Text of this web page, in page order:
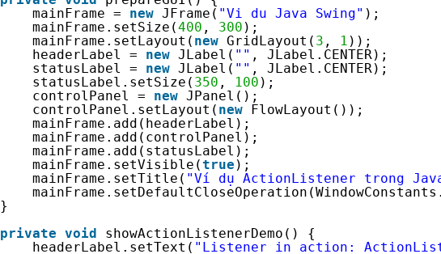
mainFrame = new JFrame( "Vi du Java Swing" );
mainFrame.setSize(400 , 300 );
mainFrame.setLayout( new GridLayout( 3 , 1 ));
headerLabel = new JLabel( "" , JLabel.CENTER);
statusLabel = new JLabel( "" , JLabel.CENTER);
statusLabel.setSize( 350 , 100 );
controlPanel = new JPanel();
controlPanel.setLayout( new
FlowLayout());
mainFrame.add(headerLabel);
mainFrame.add(controlPanel);
mainFrame.add(statusLabel);
mainFrame.setVisible(true );
mainFrame.setTitle( "Ví dụ ActionListener trong
}
private void
showActionListenerDemo() {
headerLabel.setText( "Listener in action: